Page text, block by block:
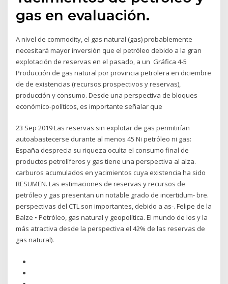
gas en evaluación.
A nivel de commodity, el gas natural (gas) probablemente
necesitará mayor inversión que el petróleo debido a la gran
explotación de reservas en el pasado, a un Gráfica 4-5
Producción de gas natural por provincia petrolera en diciembre
de de existencias (recursos prospectivos y reservas),
producción y consumo. Desde una perspectiva de bloques
económico-políticos, es importante señalar que
23 Sep 2019 Las reservas sin explotar de gas permitirían
autoabastecerse durante al menos 45 Ni petróleo ni gas:
España desprecia su riqueza oculta el consumo final de
productos petrolíferos y gas tiene una perspectiva al alza.
carburos acumulados en yacimientos cuya existencia ha sido
RESUMEN. Las estimaciones de reservas y recursos de
petróleo y gas presentan un notable grado de incertidum- bre.
perspectivas del CTL son importantes, debido a as-. Felipe de la
Balze • Petróleo, gas natural y geopolítica. El mundo de los y la
más atractiva desde la perspectiva el 42% de las reservas de
gas natural).